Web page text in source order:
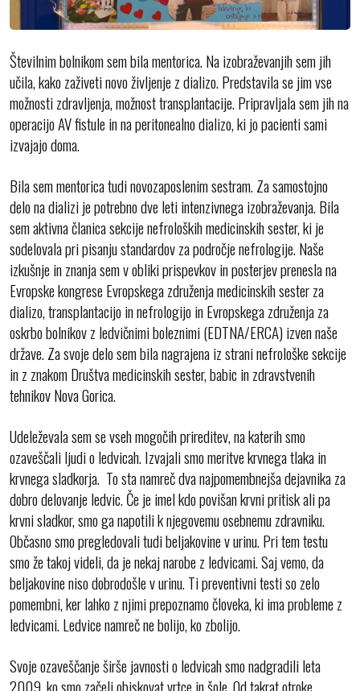
Številnim bolnikom sem bila mentorica. Na izobraževanjih sem jih
učila, kako zaživeti novo življenje z dializo. Predstavila se jim vse
možnosti zdravljenja, možnost transplantacije. Pripravljala sem jih na
operacijo AV fistule in na peritonealno dializo, ki jo pacienti sami
izvajajo doma.
Bila sem mentorica tudi novozaposlenim sestram. Za samostojno
delo na dializi je potrebno dve leti intenzivnega izobraževanja. Bila
sem aktivna članica sekcije nefroloških medicinskih sester, ki je
sodelovala pri pisanju standardov za področje nefrologije. Naše
izkušnje in znanja sem v obliki prispevkov in posterjev prenesla na
Evropske kongrese Evropskega združenja medicinskih sester za
dializo, transplantacijo in nefrologijo in Evropskega združenja za
oskrbo bolnikov z ledvičnimi boleznimi (EDTNA/ERCA) izven naše
države. Za svoje delo sem bila nagrajena iz strani nefrološke sekcije
in z znakom Društva medicinskih sester, babic in zdravstvenih
tehnikov Nova Gorica.
Udeleževala sem se vseh mogočih prireditev, na katerih smo
ozaveščali ljudi o ledvicah. Izvajali smo meritve krvnega tlaka in
krvnega sladkorja. To sta namreč dva najpomembnejša dejavnika za
dobro delovanje ledvic. Če je imel kdo povišan krvni pritisk ali pa
krvni sladkor, smo ga napotili k njegovemu osebnemu zdravniku.
Občasno smo pregledovali tudi beljakovine v urinu. Pri tem testu
smo že takoj videli, da je nekaj narobe z ledvicami. Saj vemo, da
beljakovine niso dobrodošle v urinu. Ti preventivni testi so zelo
pomembni, ker lahko z njimi prepoznamo človeka, ki ima probleme z
ledvicami. Ledvice namreč ne bolijo, ko zbolijo.
Svoje ozaveščanje širše javnosti o ledvicah smo nadgradili leta
2009, ko smo začeli obiskovat vrtce in šole. Od takrat otroke